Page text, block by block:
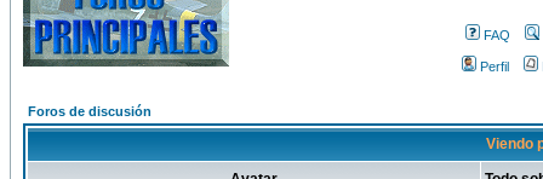
FAQ
Perfil
Foros de discusión
Viendo